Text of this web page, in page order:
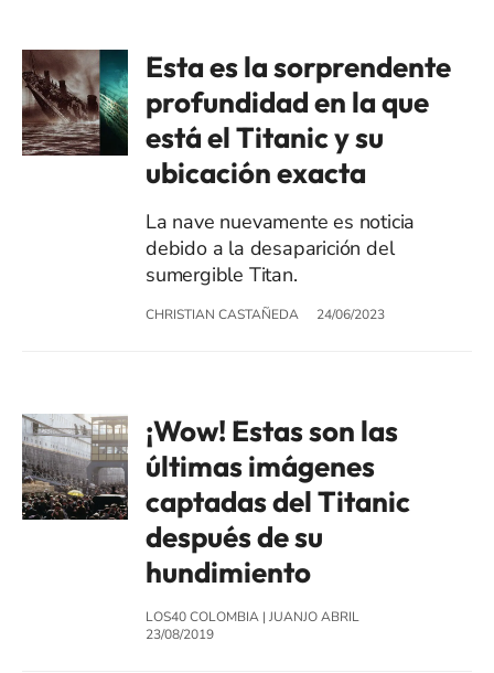
Esta es la sorprendente
profundidad en la que
está el Titanic y su
ubicación exacta
La nave nuevamente es noticia
debido a la desaparición del
sumergible Titan.
CHRISTIAN CASTAÑEDA 24/06/2023
¡Wow! Estas son las
últimas imágenes
captadas del Titanic
después de su
hundimiento
LOS40 COLOMBIA | JUANJO ABRIL
23/08/2019